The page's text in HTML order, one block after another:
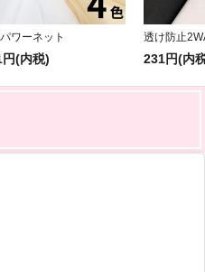
ワーネット
円(内税)
透け防止
231円(内